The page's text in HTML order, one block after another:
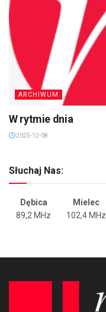
ARCHIWUM
W rytmie dnia
2025-12-08
Słuchaj Nas:
Dębica Mielec
89,2 MHz
102,4 MHz